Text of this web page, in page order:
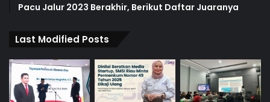
Pacu Jalur 2023 Berakhir, Berikut Daftar Juaranya
Last Modified Posts